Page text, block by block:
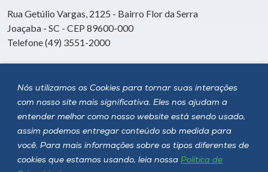
Nós utilizamos os Cookies para tornar suas interações
com nosso site mais significativa. Eles nos ajudam a
entender melhor como nosso website está sendo usado,
assim podemos entregar conteúdo sob medida para
você. Para mais informações sobre os tipos diferentes de
cookies que estamos usando, leia nossa Política de
Rua Getúlio Vargas, 2125 - Bairro Flor da Serra
Joaçaba - SC - CEP 89600-000
Telefone (49) 3551-2000
Siga a Unoesc